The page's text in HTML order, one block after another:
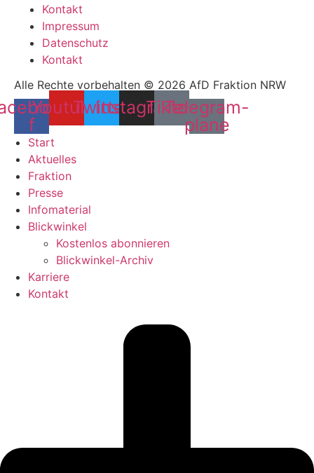
Kontakt
Impressum
Datenschutz
Kontakt
Alle Rechte vorbehalten © 2026 AfD Fraktion NRW
f
YoutubeTwitter
Instagram
Tiktok
Telegram-
plane
Start
Aktuelles
Fraktion
Presse
Infomaterial
Blickwinkel
Kostenlos abonnieren
Blickwinkel-Archiv
Karriere
Kontakt